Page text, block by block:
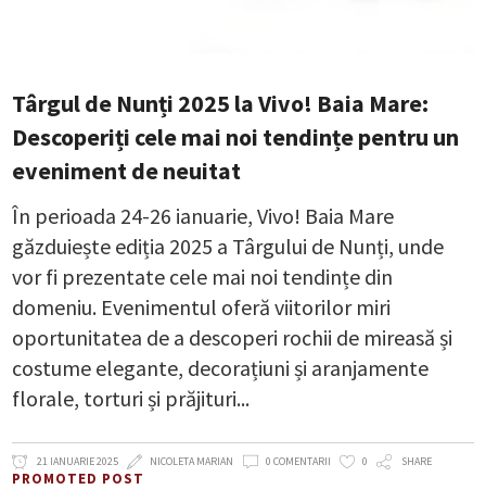
Târgul de Nunți 2025 la Vivo! Baia Mare:
Descoperiți cele mai noi tendințe pentru un
eveniment de neuitat
În perioada 24-26 ianuarie, Vivo! Baia Mare
găzduiește ediția 2025 a Târgului de Nunți, unde
vor fi prezentate cele mai noi tendințe din
domeniu. Evenimentul oferă viitorilor miri
oportunitatea de a descoperi rochii de mireasă și
costume elegante, decorațiuni și aranjamente
florale, torturi și prăjituri
21 IANUARIE 2025 NICOLETA MARIAN 0 COMENTARII 0 SHARE
PROMOTED POST